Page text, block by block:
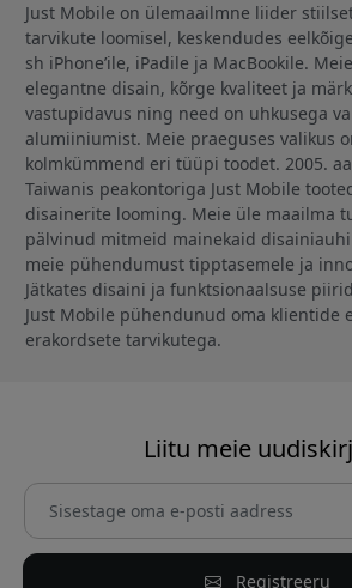
Just Mobile on ülemaailmne liider
tarvikute loomisel, keskendudes
sh iPhone’ile, iPadile ja MacBookile.
elegantne disain, kõrge kvaliteet ja
vastupidavus ning need on uhkusega
alumiiniumist. Meie praeguses valikus
kolmkümmend eri tüüpi toodet. 2005.
Taiwanis peakontoriga Just Mobile
disainerite looming. Meie üle maailma
pälvinud mitmeid mainekaid
meie pühendumust tipptasemele ja
Jätkates disaini ja funktsionaalsuse
Just Mobile pühendunud oma klientide
erakordsete tarvikutega.
Liitu meie
Registreeru